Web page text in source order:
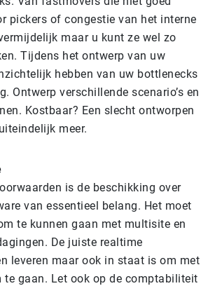
pickers of congestie van het interne
maar u kunt ze wel zo
Tijdens het ontwerp van uw
hebben van uw bottlenecks
Ontwerp verschillende scenario’s en
Kostbaar? Een slecht ontworpen
meer.
is de beschikking over
van essentieel belang. Het moet
te kunnen gaan met multisite en
De juiste realtime
leveren maar ook in staat is om met
te gaan. Let ook op de comptabiliteit